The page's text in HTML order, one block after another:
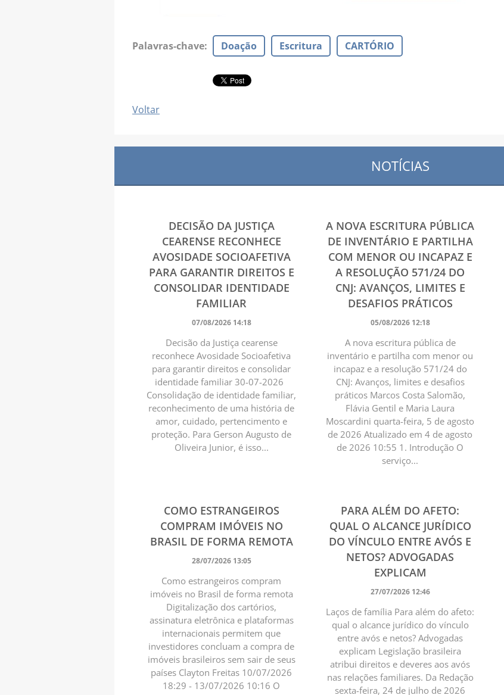
Palavras-chave: Doação Escritura CARTÓRIO
Voltar
NOTÍCIAS
DECISÃO DA JUSTIÇA
CEARENSE RECONHECE
AVOSIDADE SOCIOAFETIVA
PARA GARANTIR DIREITOS E
CONSOLIDAR IDENTIDADE
FAMILIAR
07/08/2026 14:18
Decisão da Justiça cearense
reconhece Avosidade Socioafetiva
para garantir direitos e consolidar
identidade familiar 30-07-2026
Consolidação de identidade familiar,
reconhecimento de uma história de
amor, cuidado, pertencimento e
proteção. Para Gerson Augusto de
Oliveira Junior, é isso...
A NOVA ESCRITURA PÚBLICA
DE INVENTÁRIO E PARTILHA
COM MENOR OU INCAPAZ E
A RESOLUÇÃO 571/24 DO
CNJ: AVANÇOS, LIMITES E
DESAFIOS PRÁTICOS
05/08/2026 12:18
A nova escritura pública de
inventário e partilha com menor ou
incapaz e a resolução 571/24 do
CNJ: Avanços, limites e desafios
práticos Marcos Costa Salomão,
Flávia Gentil e Maria Laura
Moscardini quarta-feira, 5 de agosto
de 2026 Atualizado em 4 de agosto
de 2026 10:55 1. Introdução O
serviço...
COMO ESTRANGEIROS
COMPRAM IMÓVEIS NO
BRASIL DE FORMA REMOTA
28/07/2026 13:05
Como estrangeiros compram
imóveis no Brasil de forma remota
Digitalização dos cartórios,
assinatura eletrônica e plataformas
internacionais permitem que
investidores concluam a compra de
imóveis brasileiros sem sair de seus
países Clayton Freitas 10/07/2026
18:29 - 13/07/2026 10:16 O
PARA ALÉM DO AFETO:
QUAL O ALCANCE JURÍDICO
DO VÍNCULO ENTRE AVÓS E
NETOS? ADVOGADAS
EXPLICAM
27/07/2026 12:46
Laços de família Para além do afeto:
qual o alcance jurídico do vínculo
entre avós e netos? Advogadas
explicam Legislação brasileira
atribui direitos e deveres aos avós
nas relações familiares. Da Redação
sexta-feira, 24 de julho de 2026